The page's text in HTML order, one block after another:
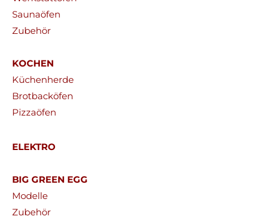
Saunaöfen
Zubehör
KOCHEN
Küchenherde
Brotbacköfen
Pizzaöfen
ELEKTRO
BIG GREEN EGG
Modelle
Zubehör